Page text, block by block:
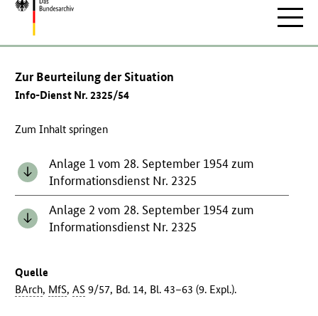
Zur
Zur Beurteilung der Situation
Info-Dienst Nr. 2325/54
Zum Inhalt springen
Anlage 1 vom 28. September 1954 zum
Informationsdienst Nr. 2325
Anlage 2 vom 28. September 1954 zum
Informationsdienst Nr. 2325
Quelle
BArch, MfS,AS 9/57, Bd. 14, Bl. 43–63 (9. Expl.).